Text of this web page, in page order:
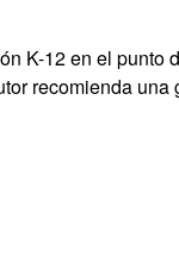
K-12 en el
recomienda